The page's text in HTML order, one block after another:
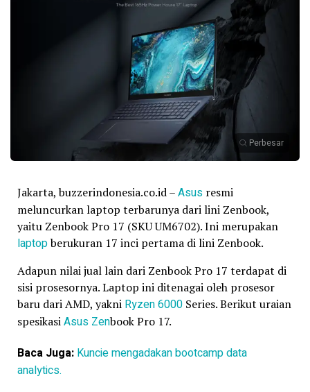
Perbesar
Jakarta, buzzerindonesia.co.id –Asus resmi
meluncurkan laptop terbarunya dari lini Zenbook,
yaitu Zenbook Pro 17 (SKU UM6702). Ini merupakan
laptopberukuran 17 inci pertama di lini Zenbook.
Adapun nilai jual lain dari Zenbook Pro 17 terdapat di
sisi prosesornya. Laptop ini ditenagai oleh prosesor
baru dari AMD, yakni Ryzen 6000 Series. Berikut uraian
spesikasiAsus Zenbook Pro 17.
Baca Juga: Kuncie mengadakan bootcamp data
analytics.